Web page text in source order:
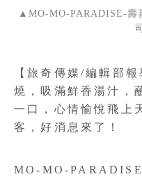
▲MO-MO-PARADISE-
【旅奇傳媒/編輯部
燒，吸滿鮮香湯汁，
一口，心情愉悅飛上
客，好消息來了！
MO-MO-PARADISE